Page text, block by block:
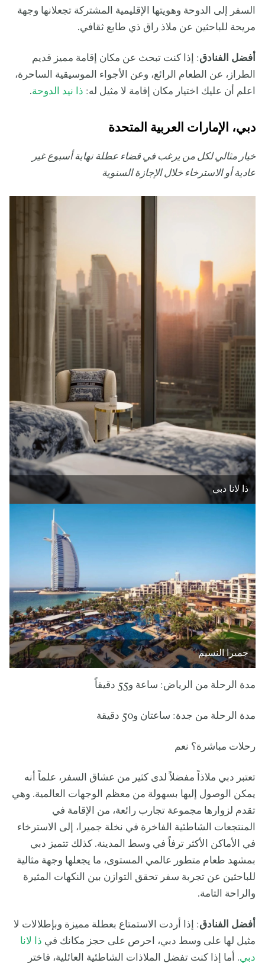
السفر إلى الدوحة وهويتها الإقليمية المشتركة تجعلانها وجهة
مريحة للباحثين عن ملاذ راق ذي طابع ثقافي.
أفضل الفنادق: إذا كنت تبحث عن مكان إقامة مميز قديم
الطراز، عن الطعام الرائع، وعن الأجواء الموسيقية الساحرة،
اعلم أن عليك اختيار مكان إقامة لا مثيل له: ذا نيد الدوحة.
دبي، الإمارات العربية المتحدة
خيار مثالي لكل من يرغب في قضاء عطلة نهاية أسبوع غير
عادية أو الاسترخاء خلال الإجازة السنوية
ذا لانا دبي
جميرا النسيم
مدة الرحلة من الرياض: ساعة و55 دقيقاً
مدة الرحلة من جدة: ساعتان و50 دقيقة
رحلات مباشرة؟ نعم
تعتبر دبي ملاذاً مفضلاً لدى كثير من عشاق السفر، علماً أنه
يمكن الوصول إليها بسهولة من معظم الوجهات العالمية. وهي
تقدم لزوارها مجموعة تجارب رائعة، من الإقامة في
المنتجعات الشاطئية الفاخرة في نخلة جميرا، إلى الاسترخاء
في الأماكن الأكثر ترفاً في وسط المدينة. كذلك تتميز دبي
بمشهد طعام متطور عالمي المستوى، ما يجعلها وجهة مثالية
للباحثين عن تجربة سفر تحقق التوازن بين النكهات المثيرة
والراحة التامة.
أفضل الفنادق: إذا أردت الاستمتاع بعطلة مميزة وبإطلالات لا
مثيل لها على وسط دبي، احرص على حجز مكانك في ذا لانا
دبي. أما إذا كنت تفضل الملاذات الشاطئية العائلية، فاختر